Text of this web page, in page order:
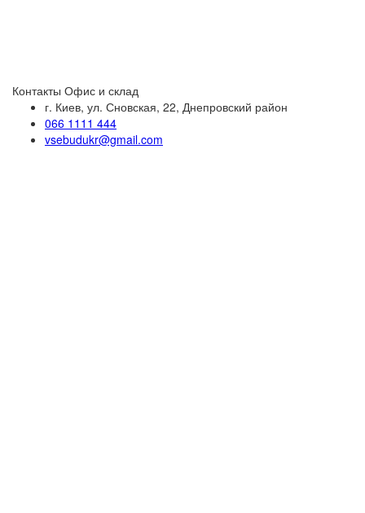
Контакты Офис и склад
г. Киев, ул. Сновская, 22, Днепровский район
066 1111 444
vsebudukr@gmail.com